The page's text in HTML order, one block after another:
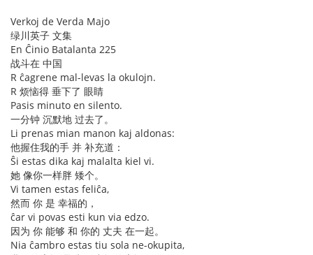
Verkoj de Verda Majo
绿川英子 文集
En Ĉinio Batalanta 225
战斗在 中国
R ĉagrene mal-levas la okulojn.
R 烦恼得 垂下了 眼睛
Pasis minuto en silento.
一分钟 沉默地 过去了。
Li prenas mian manon kaj aldonas:
他握住我的手 并 补充道：
Ŝi estas dika kaj malalta kiel vi.
她 像你一样胖 矮个。
Vi tamen estas feliĉa,
然而 你 是 幸福的，
ĉar vi povas esti kun via edzo.
因为 你 能够 和 你的 丈夫 在一起。
Nia ĉambro estas tiu sola ne-okupita,